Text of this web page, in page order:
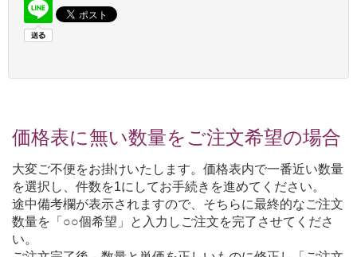
価格表に無い数量をご注文希望の場合
大変ご不便をお掛けいたします。価格表内で一番近い数量
を選択し、件数を1にしてお手続きを進めてください。
途中備考欄が表示されますので、そちらに最終的なご注文
数量を「○○個希望」と入力しご注文を完了させてくださ
い。